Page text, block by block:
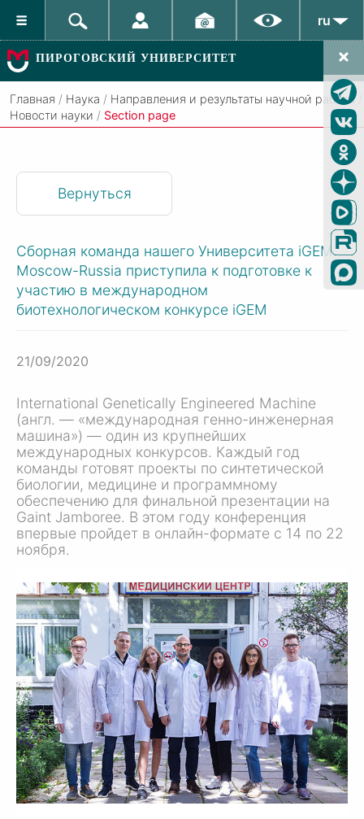
ru
ПИРОГОВСКИЙ УНИВЕРСИТЕТ
Главная / Наука / Направления и результаты научной работы
Новости науки / Section page
Сборная команда нашего Университета iGEM
Moscow-Russia приступила к подготовке к
участию в международном
биотехнологическом конкурсе iGEM
21/09/2020
International Genetically Engineered Machine
(англ. — «международная генно-инженерная
машина») — один из крупнейших
международных конкурсов. Каждый год
команды готовят проекты по синтетической
биологии, медицине и программному
обеспечению для финальной презентации на
Gaint Jamboree. В этом году конференция
впервые пройдет в онлайн-формате с 14 по 22
ноября.
Вернуться